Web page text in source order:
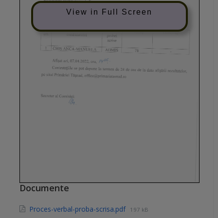
View in Full Screen
Documente
Proces-verbal-proba-scrisa.pdf 197 kB